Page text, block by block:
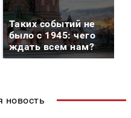
Таких событий не
было с 1945: чего
ждать всем нам?
новость